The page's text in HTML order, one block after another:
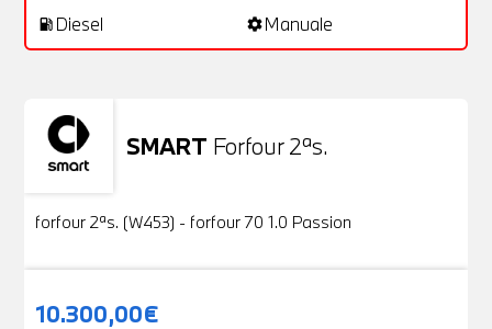
local_gas_station Diesel settingsManuale
SMART Forfour 2ªs.
Usato
forfour 2ªs. (W453) - forfour 70 1.0 Passion
10.300,00€